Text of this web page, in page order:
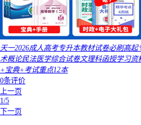
天一2026成人高考专升本教材试卷必刷高
术概论民法医学综合试卷文理科函授学习
+宝典+考试重点12本
0条评价
上一页
1/5
下一页